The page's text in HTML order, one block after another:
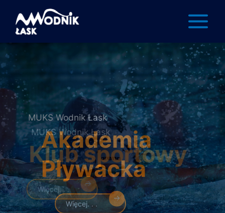
MUKS Wodnik Łask
Akademia
Pływacka
Więcej. . .